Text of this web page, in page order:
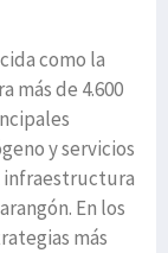
como la
más de 4.600
y servicios
infraestructura
En los
más